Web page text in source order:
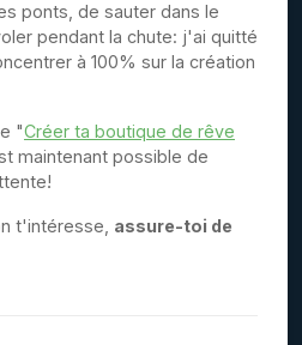
ponts, de sauter dans le
pendant la chute: j'ai quitté
à 100% sur la création
"Créer ta boutique de rêve
maintenant possible de
t'intéresse, assure-toi de